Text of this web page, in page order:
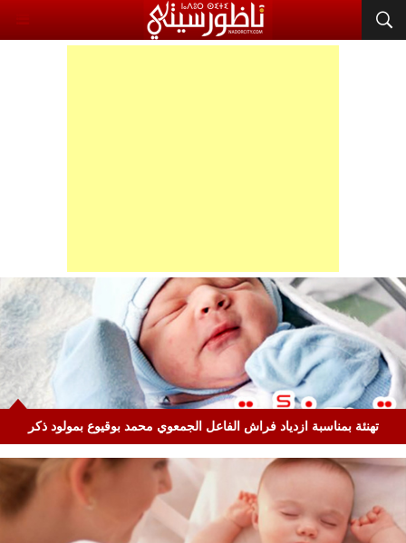
تهنئة بمناسبة ازدياد فراش الفاعل الجمعوي محمد بوقيوع بمولود ذكر